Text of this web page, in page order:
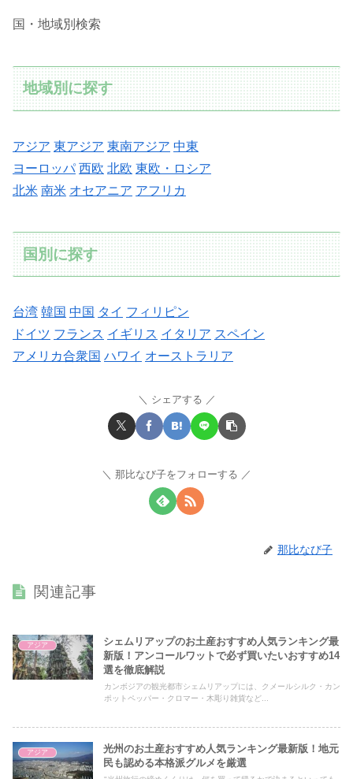
国・地域別検索
地域別に探す
アジア 東アジア 東南アジア 中東
ヨーロッパ 西欧 北欧 東欧・ロシア
北米 南米 オセアニア アフリカ
国別に探す
台湾 韓国 中国 タイ フィリピン
ドイツ フランス イギリス イタリア スペイン
アメリカ合衆国 ハワイ オーストラリア
シェアする
那比なび子をフォローする
那比なび子
関連記事
アジア
シェムリアップのお土産おすすめ人気ランキング最
新版！アンコールワットで必ず買いたいおすすめ14
選を徹底解説
カンボジアの観光都市シェムリアップには、クメールシルク・カン
ポットペッパー・クロマー・木彫り雑貨など...
アジア
光州のお土産おすすめ人気ランキング最新版！地元
民も認める本格派グルメを厳選